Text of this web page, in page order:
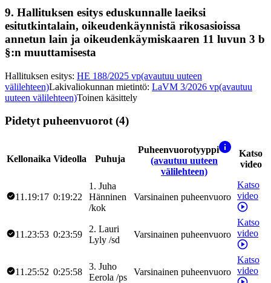
9. Hallituksen esitys eduskunnalle laeiksi
esitutkintalain, oikeudenkäynnistä rikosasioissa
annetun lain ja oikeudenkäymiskaaren 11 luvun 3 b
§:n muuttamisesta
Hallituksen esitys: HE 188/2025 vp(avautuu uuteen
välilehteen)Lakivaliokunnan mietintö: LaVM 3/2026 vp(avautuu
uuteen välilehteen)Toinen käsittely
Pidetyt puheenvuorot (4)
Kellonaika Videolla Puhuja
Puheenvuorotyyppi
(avautuu uuteen
välilehteen)
Katso
video
11.19:17 0:19:22
1 . Juha
Hänninen
/kok
Varsinainen puheenvuoro
Katso
video
11.23:53 0:23:59
2. Lauri
Lyly /sd
Varsinainen puheenvuoro
Katso
video
11.25:52 0:25:58
3. Juho
Eerola /ps
Varsinainen puheenvuoro
Katso
video